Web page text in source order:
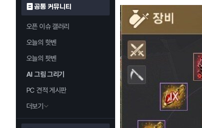
공통 커뮤니티
오픈 이슈 갤러리
오늘의 핫벤
오늘의 팟벤
AI 그림 그리기
PC 견적 게시판
더보기